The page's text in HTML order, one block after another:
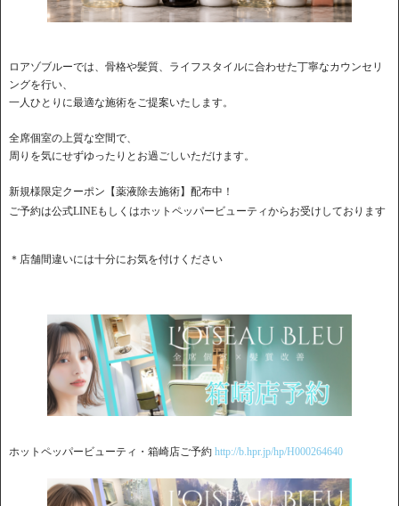
ロアゾブルーでは、骨格や髪質、ライフスタイルに合わせた丁寧なカウンセリ
ングを行い、
一人ひとりに最適な施術をご提案いたします。
全席個室の上質な空間で、
周りを気にせずゆったりとお過ごしいただけます。
新規様限定クーポン【薬液除去施術】配布中！
ご予約は公式LINEもしくはホットペッパービューティからお受けしております
＊店舗間違いには十分にお気を付けください
ホットペッパービューティ・箱崎店ご予約 http://b.hpr.jp/hp/H000264640